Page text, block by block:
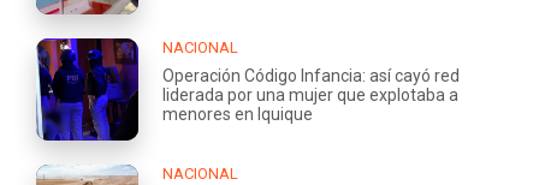
NACIONAL
Operación Código Infancia: así cayó red
liderada por una mujer que explotaba a
menores en Iquique
NACIONAL